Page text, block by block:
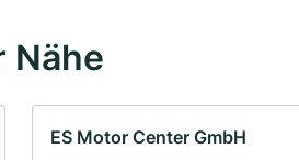
Nähe
ES Motor Center GmbH